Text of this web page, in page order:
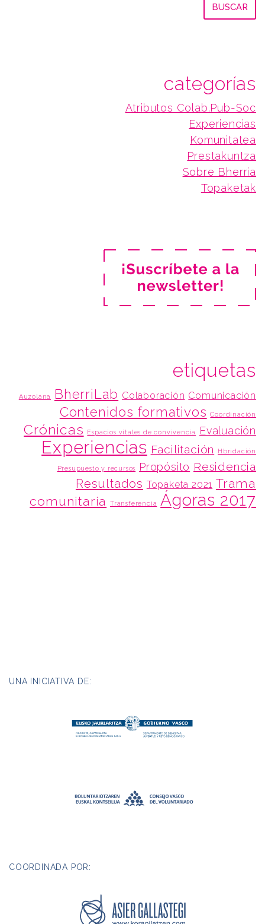
categorías
Atributos Colab.Pub-Soc
Experiencias
Komunitatea
Prestakuntza
Sobre Bherria
Topaketak
etiquetas
Auzolana BherriLab Colaboración Comunicación
Contenidos formativos Coordinación
Crónicas Espacios vitales de convivencia Evaluación
Experiencias Facilitación Hbridación
Presupuesto y recursos Propósito Residencia
Resultados Topaketa 2021 Trama
comunitaria
Transferencia Ágoras 2017
UNA INICIATIVA DE:
COORDINADA POR: